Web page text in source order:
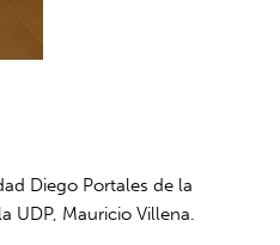
Diego Portales de la
UDP, Mauricio Villena.